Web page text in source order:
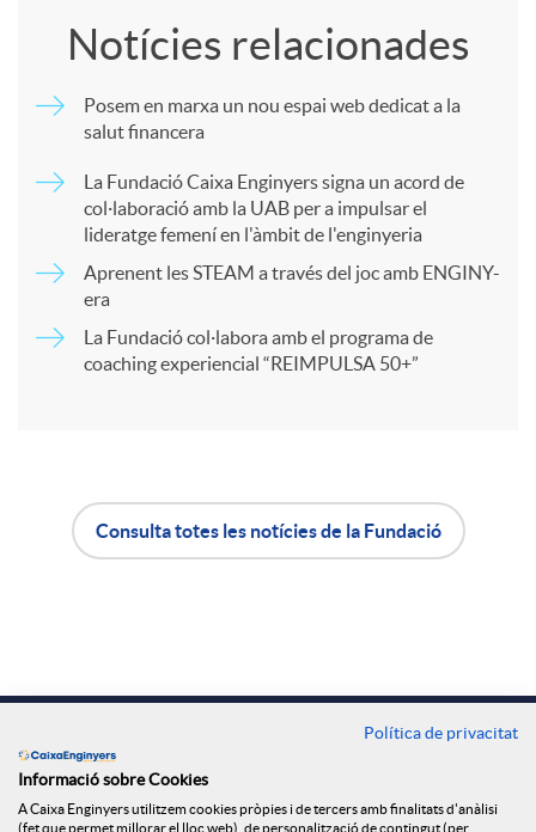
X
a
Notícies relacionades
Posem en marxa un nou espai web dedicat a la
salut financera
La Fundació Caixa Enginyers signa un acord de
col·laboració amb la UAB per a impulsar el
lideratge femení en l'àmbit de l'enginyeria
Aprenent les STEAM a través del joc amb ENGINY-
era
La Fundació col·labora amb el programa de
coaching experiencial “REIMPULSA 50+”
l
i
t
ó
Consulta totes les notícies de la Fundació
Troba'ns a
Política de privacitat
Informació sobre Cookies
A Caixa Enginyers utilitzem cookies pròpies i de tercers amb finalitats d'anàlisi
(fet que permet millorar el lloc web), de personalització de contingut (per